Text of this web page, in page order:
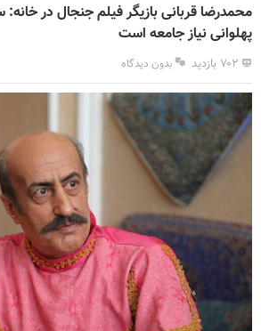
محمدرضا قربانی بازیگر فیلم جنجال در
پهلوانی نیاز جامعه است
۷۰۲ بازدید بدون دیدگاه